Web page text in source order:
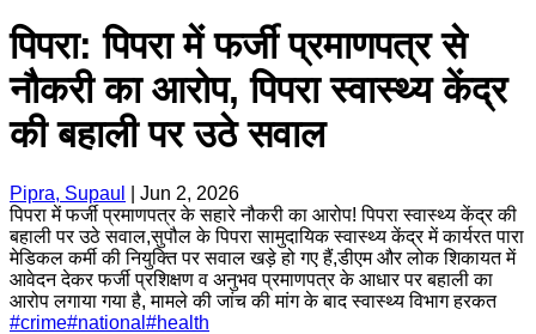
पिपरा: पिपरा में फर्जी प्रमाणपत्र से
नौकरी का आरोप, पिपरा स्वास्थ्य केंद्र
की बहाली पर उठे सवाल
Pipra, Supaul
Jun 2, 2026
पिपरा में फर्जी प्रमाणपत्र के सहारे नौकरी का आरोप! पिपरा स्वास्थ्य केंद्र की
बहाली पर उठे सवाल,सुपौल के पिपरा सामुदायिक स्वास्थ्य केंद्र में कार्यरत पारा
मेडिकल कर्मी की नियुक्ति पर सवाल खड़े हो गए हैं,डीएम और लोक शिकायत में
आवेदन देकर फर्जी प्रशिक्षण व अनुभव प्रमाणपत्र के आधार पर बहाली का
आरोप लगाया गया है, मामले की जांच की मांग के बाद स्वास्थ्य विभाग हरकत
#crime#national #health